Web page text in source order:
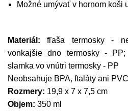
Možné umývať v hornom koši
Materiál: fľaša termosky -
vonkajšie dno termosky -
slamka vo vnútri termosky - PP
Neobsahuje BPA, ftaláty ani PVC
Rozmery: 19,9 x 7 x 7,5 cm
Objem: 350 ml